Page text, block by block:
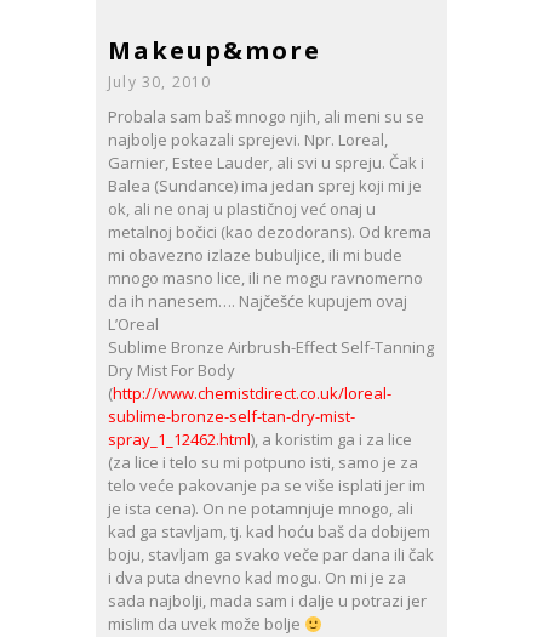
Makeup&more
July 30, 2010
Probala sam baš mnogo njih, ali meni su se
najbolje pokazali sprejevi. Npr. Loreal,
Garnier, Estee Lauder, ali svi u spreju. Čak i
Balea (Sundance) ima jedan sprej koji mi je
ok, ali ne onaj u plastičnoj već onaj u
metalnoj bočici (kao dezodorans). Od krema
mi obavezno izlaze bubuljice, ili mi bude
mnogo masno lice, ili ne mogu ravnomerno
da ih nanesem…. Najčešće kupujem ovaj
L’Oreal
Sublime Bronze Airbrush-Effect Self-Tanning
Dry Mist For Body
(http://www.chemistdirect.co.uk/loreal-
sublime-bronze-self-tan-dry-mist-
spray_1_12462.html), a koristim ga i za lice
(za lice i telo su mi potpuno isti, samo je za
telo veće pakovanje pa se više isplati jer im
je ista cena). On ne potamnjuje mnogo, ali
kad ga stavljam, tj. kad hoću baš da dobijem
boju, stavljam ga svako veče par dana ili čak
i dva puta dnevno kad mogu. On mi je za
sada najbolji, mada sam i dalje u potrazi jer
mislim da uvek može bolje